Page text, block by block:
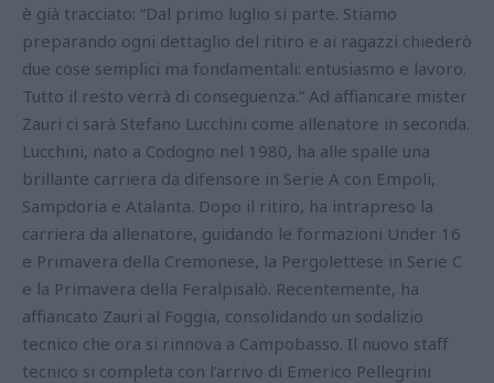
è già tracciato: “Dal primo luglio si parte. Stiamo
preparando ogni dettaglio del ritiro e ai ragazzi chiederò
due cose semplici ma fondamentali: entusiasmo e lavoro.
Tutto il resto verrà di conseguenza.” Ad affiancare mister
Zauri ci sarà Stefano Lucchini come allenatore in seconda.
Lucchini, nato a Codogno nel 1980, ha alle spalle una
brillante carriera da difensore in Serie A con Empoli,
Sampdoria e Atalanta. Dopo il ritiro, ha intrapreso la
carriera da allenatore, guidando le formazioni Under 16
e Primavera della Cremonese, la Pergolettese in Serie C
e la Primavera della Feralpisalò. Recentemente, ha
affiancato Zauri al Foggia, consolidando un sodalizio
tecnico che ora si rinnova a Campobasso. Il nuovo staff
tecnico si completa con l’arrivo di Emerico Pellegrini